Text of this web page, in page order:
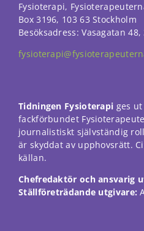
Fysioterapi,
Box 3196, 103 63 Stockholm
Besöksadress: Vasagatan
Tidningen Fysioterapi ges
fackförbundet
journalistiskt självständig
är skyddat av upphovsrätt.
källan.
Chefredaktör och ansvarig
Ställföreträdande utgivare: